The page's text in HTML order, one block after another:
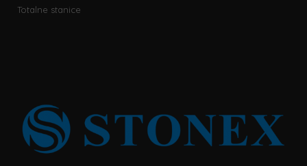
Totalne stanice